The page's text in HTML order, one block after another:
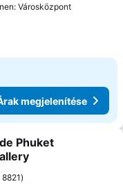
Városközpont
megjelenítése
a kedvencekhez
Phuket
8821